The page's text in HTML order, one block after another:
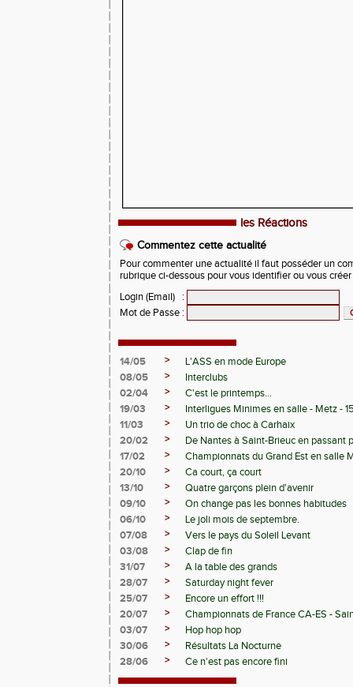
les Réactions
Commentez cette actualité
Pour commenter une actualité il faut posséder un
rubrique ci-dessous pour vous identifier ou vous
Login (Email)
:
Mot de Passe :
14/05 >
L'ASS en mode Europe
08/05
>
Interclubs
02/04
>
C'est le printemps...
19/03
>
Interligues Minimes en salle - Metz -
11/03
>
Un trio de choc à Carhaix
20/02
>
De Nantes à Saint-Brieuc en passant
17/02
>
Championnats du Grand Est en salle
20/10
>
Ca court, ça court
13/10
>
Quatre garçons plein d'avenir
09/10
>
On change pas les bonnes habitudes
06/10
>
Le joli mois de septembre.
07/08
>
Vers le pays du Soleil Levant
03/08
>
Clap de fin
31/07
>
A la table des grands
28/07
>
Saturday night fever
25/07
>
Encore un effort !!!
20/07
>
Championnats de France CA-ES -
03/07
>
Hop hop hop
30/06
>
Résultats La Nocturne
28/06
> Ce n'est pas encore fini